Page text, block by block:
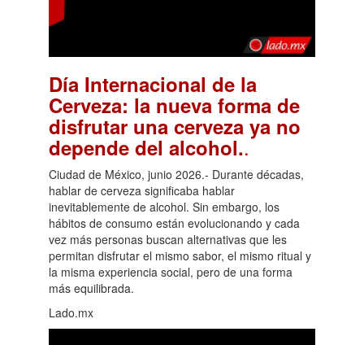
Día Internacional de la
Cerveza: la nueva forma de
disfrutar una cerveza ya no
depende del alcohol..
Ciudad de México, junio 2026.- Durante décadas,
hablar de cerveza significaba hablar
inevitablemente de alcohol. Sin embargo, los
hábitos de consumo están evolucionando y cada
vez más personas buscan alternativas que les
permitan disfrutar el mismo sabor, el mismo ritual y
la misma experiencia social, pero de una forma
más equilibrada.
Lado.mx